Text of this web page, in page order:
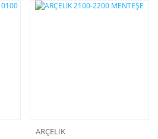
ARÇELİK